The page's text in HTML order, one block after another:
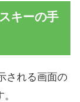
キーの手
される画面の